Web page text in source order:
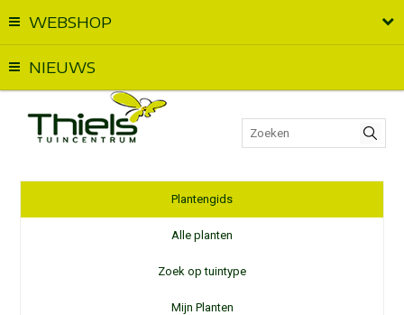
WEBSHOP
NIEUWS
Plantengids
Alle planten
Zoek op tuintype
Mijn Planten